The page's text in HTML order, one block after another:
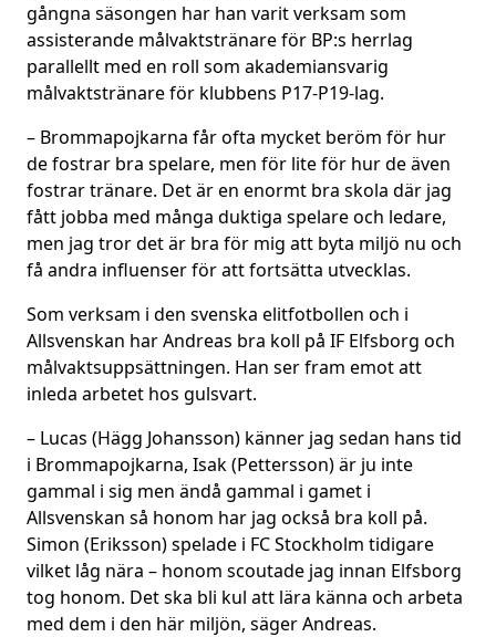
gångna säsongen har han varit verksam som
assisterande målvaktstränare för BP:s herrlag
parallellt med en roll som akademiansvarig
målvaktstränare för klubbens P17-P19-lag.
– Brommapojkarna får ofta mycket beröm för hur
de fostrar bra spelare, men för lite för hur de även
fostrar tränare. Det är en enormt bra skola där jag
fått jobba med många duktiga spelare och ledare,
men jag tror det är bra för mig att byta miljö nu och
få andra influenser för att fortsätta utvecklas.
Som verksam i den svenska elitfotbollen och i
Allsvenskan har Andreas bra koll på IF Elfsborg och
målvaktsuppsättningen. Han ser fram emot att
inleda arbetet hos gulsvart.
– Lucas (Hägg Johansson) känner jag sedan hans tid
i Brommapojkarna, Isak (Pettersson) är ju inte
gammal i sig men ändå gammal i gamet i
Allsvenskan så honom har jag också bra koll på.
Simon (Eriksson) spelade i FC Stockholm tidigare
vilket låg nära – honom scoutade jag innan Elfsborg
tog honom. Det ska bli kul att lära känna och arbeta
med dem i den här miljön, säger Andreas.